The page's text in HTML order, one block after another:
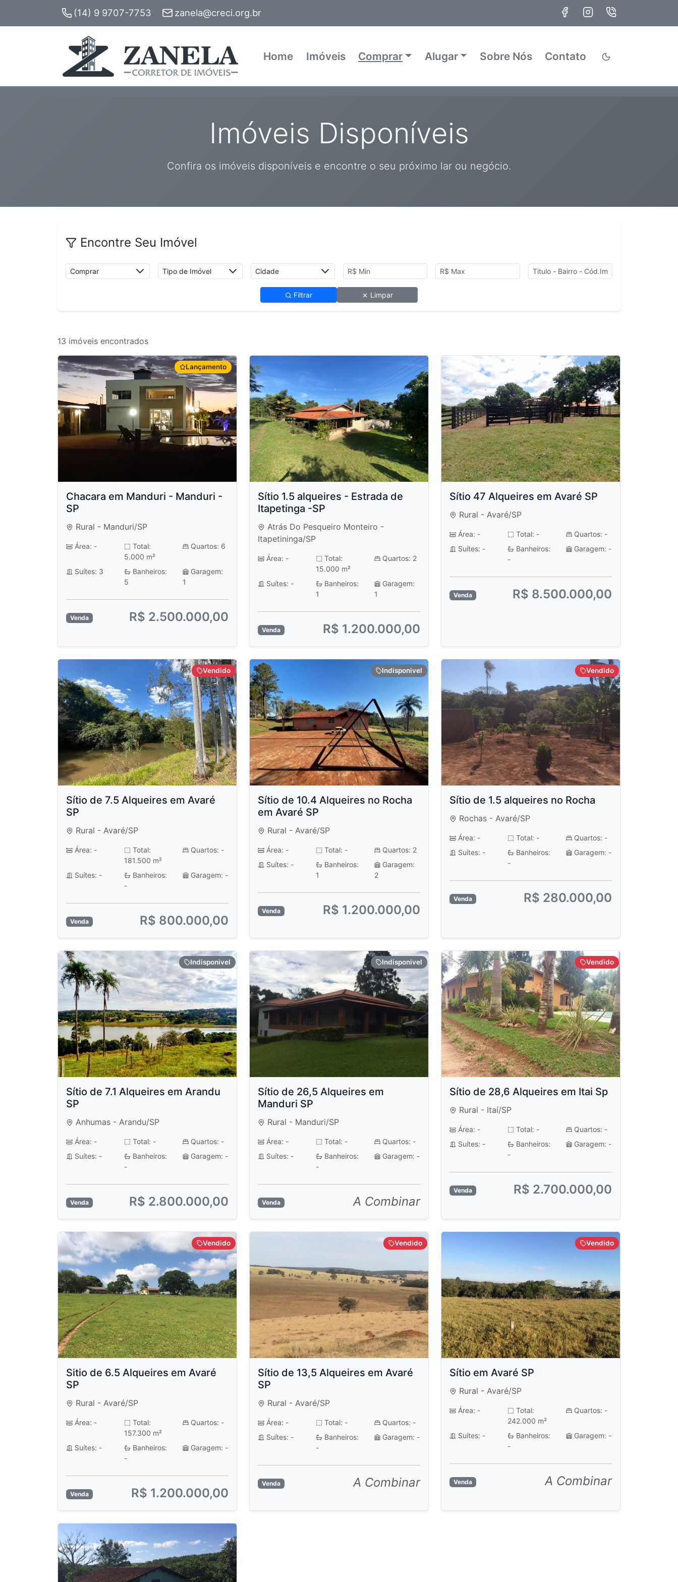
(14) 9 9707-7753 zanela@creci.org.br
Home Imóveis Comprar Alugar Sobre Nós Contato
Imóveis Disponíveis
Confira os imóveis disponíveis e encontre o seu próximo lar ou negócio.
Encontre Seu Imóvel
Filtrar Limpar
13 imóveis encontrados
Lançamento
Chacara em Manduri - Manduri -
SP
Rural - Manduri/SP
Área: -
Total:
5.000 m²
Quartos: 6
Suítes: 3
Banheiros:
5
Garagem:
1
Venda R$ 2.500.000,00
Sítio 1.5 alqueires - Estrada de
Itapetinga -SP
Atrás Do Pesqueiro Monteiro -
Itapetininga/SP
Área: -
Total:
15.000 m²
Quartos: 2
Suítes: -
Banheiros:
1
Garagem:
1
Venda R$ 1.200.000,00
Sítio 47 Alqueires em Avaré SP
Rural - Avaré/SP
Área: - Total: -
Quartos: -
Suítes: -
Banheiros:
-
Garagem: -
Venda R$ 8.500.000,00
Vendido
Sítio de 7.5 Alqueires em Avaré
SP
Rural - Avaré/SP
Área: -
Total:
181.500 m²
Quartos: -
Suítes: -
Banheiros:
-
Garagem: -
Venda R$ 800.000,00
Indisponivel
Sítio de 10.4 Alqueires no Rocha
em Avaré SP
Rural - Avaré/SP
Área: - Total: -
Quartos: 2
Suítes: -
Banheiros:
1
Garagem:
2
Venda R$ 1.200.000,00
Vendido
Sítio de 1.5 alqueires no Rocha
Rochas - Avaré/SP
Área: - Total: -
Quartos: -
Suítes: -
Banheiros:
-
Garagem: -
Venda R$ 280.000,00
Indisponivel
Sítio de 7.1 Alqueires em Arandu
SP
Anhumas - Arandu/SP
Área: - Total: -
Quartos: -
Suítes: -
Banheiros:
-
Garagem: -
Venda R$ 2.800.000,00
Indisponivel
Sítio de 26,5 Alqueires em
Manduri SP
Rural - Manduri/SP
Área: - Total: -
Quartos: -
Suítes: -
Banheiros:
-
Garagem: -
Venda A Combinar
Vendido
Sítio de 28,6 Alqueires em Itai Sp
Rural - Itaí/SP
Área: - Total: -
Quartos: -
Suítes: -
Banheiros:
-
Garagem: -
Venda R$ 2.700.000,00
Vendido
Sitio de 6.5 Alqueires em Avaré
SP
Rural - Avaré/SP
Área: -
Total:
157.300 m²
Quartos: -
Suítes: -
Banheiros:
-
Garagem: -
Venda R$ 1.200.000,00
Vendido
Sítio de 13,5 Alqueires em Avaré
SP
Rural - Avaré/SP
Área: - Total: -
Quartos: -
Suítes: -
Banheiros:
-
Garagem: -
Venda A Combinar
Vendido
Sítio em Avaré SP
Rural - Avaré/SP
Área: -
Total:
242.000 m²
Quartos: -
Suítes: -
Banheiros:
-
Garagem: -
Venda A Combinar